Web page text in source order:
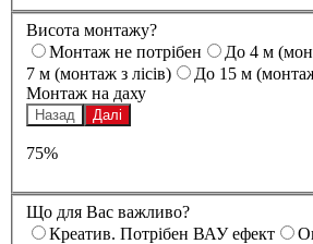
Висота монтажу?
Монтаж не потрібен
До 4 м
7 м (монтаж з лісів)
До 15 м
Монтаж на даху
Назад Далі
75%
Що для Вас важливо?
Креатив. Потрібен ВАУ ефект